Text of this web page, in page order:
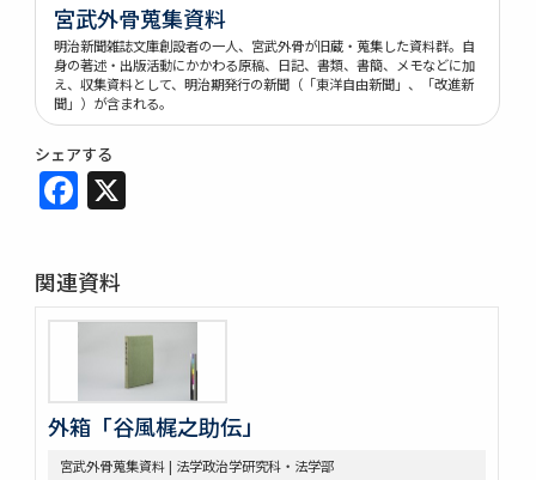
宮武外骨蒐集資料
明治新聞雑誌文庫創設者の一人、宮武外骨が旧蔵・蒐集した資料群。自
身の著述・出版活動にかかわる原稿、日記、書類、書簡、メモなどに加
え、収集資料として、明治期発行の新聞（「東洋自由新聞」、「改進新
聞」）が含まれる。
シェアする
Facebook
関連資料
外箱「谷風梶之助伝」
宮武外骨蒐集資料 | 法学政治学研究科・法学部